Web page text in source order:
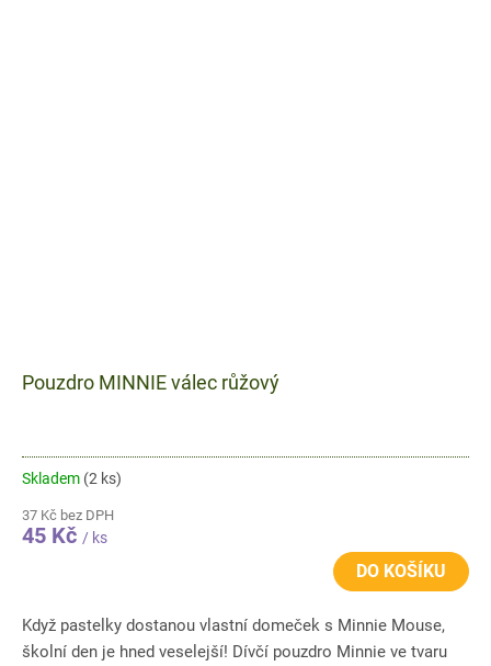
Pouzdro MINNIE válec růžový
Skladem (2 ks)
37 Kč bez DPH
45 Kč / ks
DO KOŠÍKU
Když pastelky dostanou vlastní domeček s Minnie Mouse,
školní den je hned veselejší! Dívčí pouzdro Minnie ve tvaru